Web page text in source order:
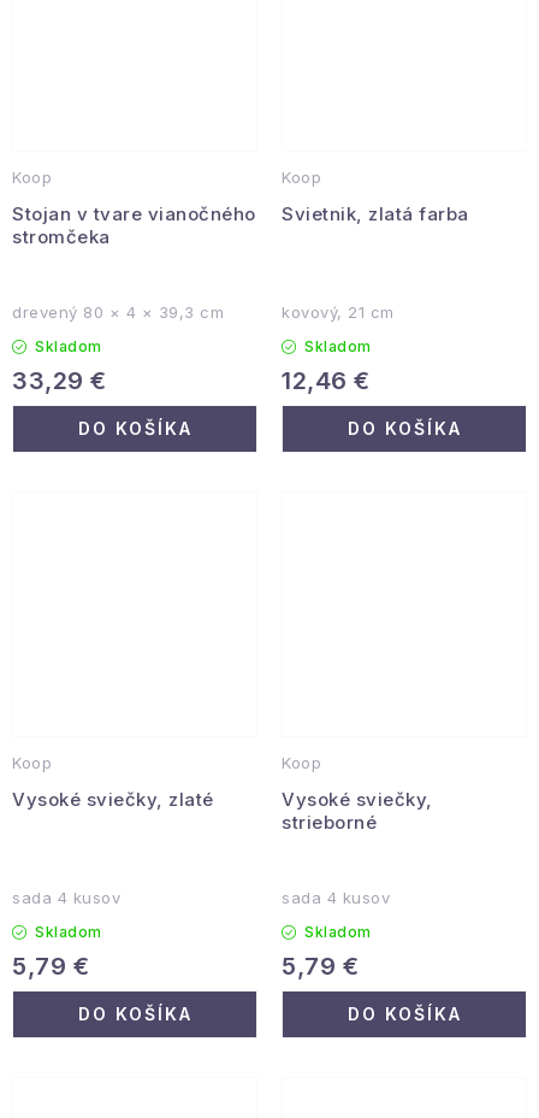
Koop
Stojan v tvare vianočného
stromčeka
drevený 80 × 4 × 39,3 cm
Skladom
33,29 €
DO KOŠÍKA
Koop
Svietnik, zlatá farba
kovový, 21 cm
Skladom
12,46 €
DO KOŠÍKA
Koop
Vysoké sviečky, zlaté
sada 4 kusov
Skladom
5,79 €
DO KOŠÍKA
Koop
Vysoké sviečky,
strieborné
sada 4 kusov
Skladom
5,79 €
DO KOŠÍKA